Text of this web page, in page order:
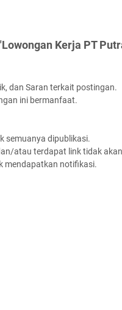
Kerja PT
dan Saran terkait postingan.
ini bermanfaat.
semuanya dipublikasi.
atau terdapat link tidak
mendapatkan notifikasi.